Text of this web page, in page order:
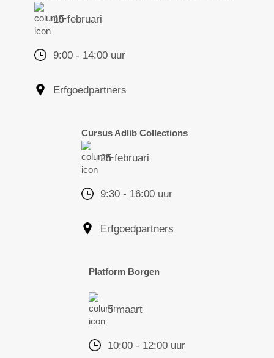
15 februari
9:00 - 14:00 uur
Erfgoedpartners
Cursus Adlib Collections
25 februari
9:30 - 16:00 uur
Erfgoedpartners
Platform Borgen
5 maart
10:00 - 12:00 uur